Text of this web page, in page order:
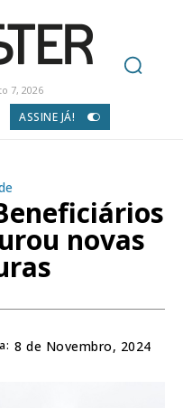
7, 2026
ASSINE JÁ!
novas
8 de Novembro, 2024